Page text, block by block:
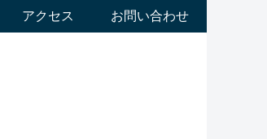
アクセス お問い合わせ